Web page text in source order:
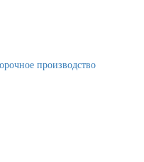
производство